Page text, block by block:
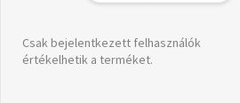
Csak bejelentkezett felhasználók
értékelhetik a terméket.